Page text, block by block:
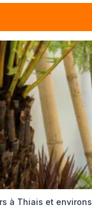
à Thiais et environs